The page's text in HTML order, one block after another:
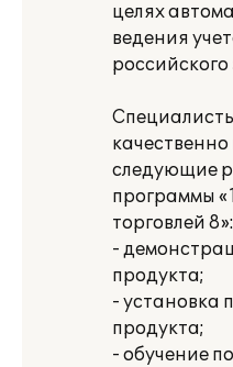
целях
ведения
следующие
программы
торговлей 8»:
-
продукта;
- установка
продукта;
- обучение